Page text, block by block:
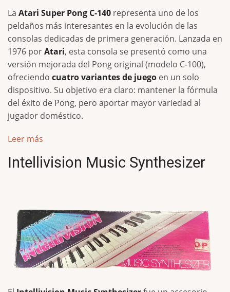
La Atari Super Pong C‑140 representa uno de los
peldaños más interesantes en la evolución de las
consolas dedicadas de primera generación. Lanzada en
1976 porAtari, esta consola se presentó como una
versión mejorada del Pong original (modelo C‑100),
ofreciendo cuatro variantes de juego en un solo
dispositivo. Su objetivo era claro: mantener la fórmula
del éxito de Pong, pero aportar mayor variedad al
jugador doméstico.
Leer más
Intellivision Music Synthesizer